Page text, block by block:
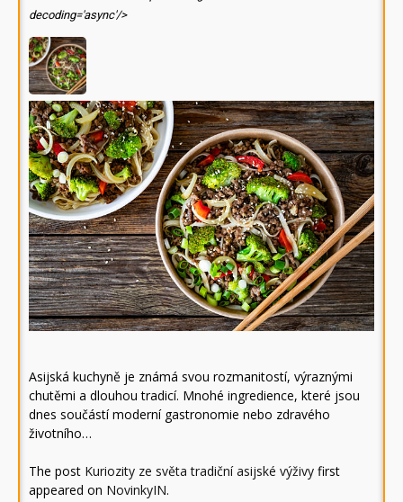
decoding='async'/>
Asijská kuchyně je známá svou rozmanitostí, výraznými
chutěmi a dlouhou tradicí. Mnohé ingredience, které jsou
dnes součástí moderní gastronomie nebo zdravého
životního…
The post Kuriozity ze světa tradiční asijské výživy first
appeared on NovinkyIN.